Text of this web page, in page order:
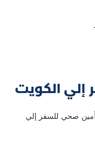
الكويت
صحي للسفر إلي